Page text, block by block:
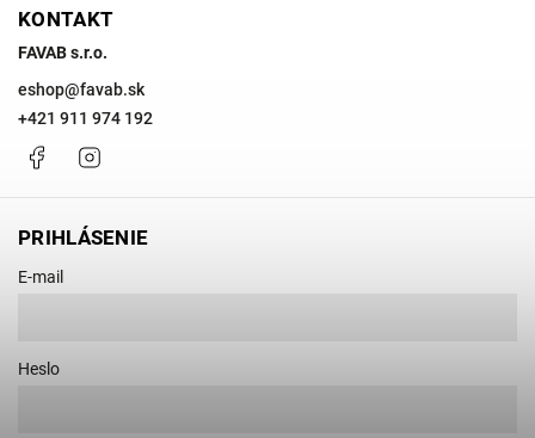
KONTAKT
FAVAB s.r.o.
eshop@favab.sk
+421 911 974 192
Facebook
PRIHLÁSENIE
E-mail
Heslo